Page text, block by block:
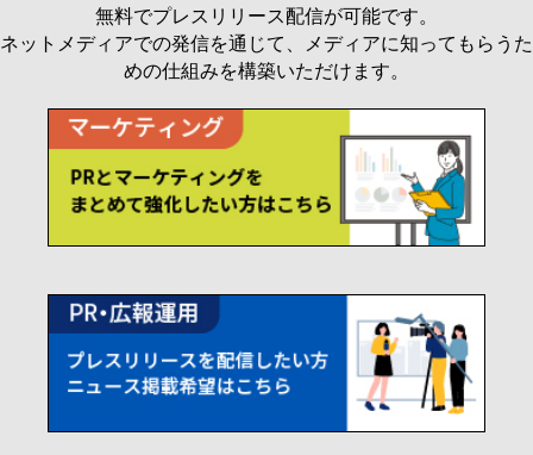
無料でプレスリリース配信が可能です。
ネットメディアでの発信を通じて、メディアに知ってもらうた
めの仕組みを構築いただけます。